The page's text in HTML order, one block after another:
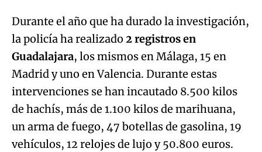
Durante el año que ha durado la investigación,
la policía ha realizado 2 registros en
Guadalajara, los mismos en Málaga, 15 en
Madrid y uno en Valencia. Durante estas
intervenciones se han incautado 8.500 kilos
de hachís, más de 1.100 kilos de marihuana,
un arma de fuego, 47 botellas de gasolina, 19
vehículos, 12 relojes de lujo y 50.800 euros.